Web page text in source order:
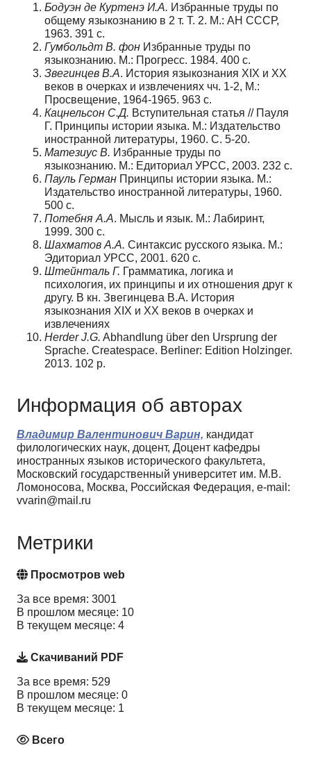
Бодуэн де Куртенэ И.А. Избранные труды по
общему языкознанию в 2 т. Т. 2. М.: АН СССР,
1963. 391 c.
Гумбольдт В. фон Избранные труды по
языкознанию. М.: Прогресс. 1984. 400 c.
Звегинцев В.А. История языкознания XIX и XX
веков в очерках и извлечениях чч. 1-2, М.:
Просвещение, 1964-1965. 963 c.
Кацнельсон С.Д. Вступительная статья // Пауля
Г. Принципы истории языка. М.: Издательство
иностранной литературы, 1960. C. 5-20.
Матезиус В. Избранные труды по
языкознанию. М.: Едиториал УРСС, 2003. 232 c.
Пауль Герман Принципы истории языка. М.:
Издательство иностранной литературы, 1960.
500 c.
Потебня А.А. Мысль и язык. М.: Лабиринт,
1999. 300 c.
Шахматов А.А. Синтаксис русского языка. М.:
Эдиториал УРСС, 2001. 620 c.
Штейнталь Г. Грамматика, логика и
психология, их принципы и их отношения друг к
другу. В кн. Звегинцева В.А. История
языкознания XIX и XX веков в очерках и
извлечениях
Herder J.G. Abhandlung über den Ursprung der
Sprache. Createspace. Berliner: Edition Holzinger.
2013. 102 p.
Информация об авторах
Владимир Валентинович Варин, кандидат
филологических наук, доцент, Доцент кафедры
иностранных языков исторического факультета,
Московский государственный университет им. М.В.
Ломоносова, Москва, Российская Федерация, e-mail:
vvarin@mail.ru
Метрики
Просмотров web
За все время: 3001
В прошлом месяце: 10
В текущем месяце: 4
Скачиваний PDF
За все время: 529
В прошлом месяце: 0
В текущем месяце: 1
Всего